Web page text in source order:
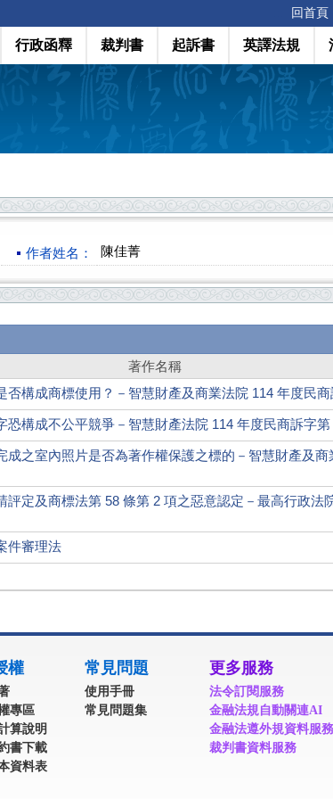
回首頁
行政函釋 裁判書 起訴書 英譯法規
作者姓名： 陳佳菁
著作名稱
否構成商標使用？－智慧財產及商業法院 114 年度民
恐構成不公平競爭－智慧財產法院 114 年度民商訴字
成之室內照片是否為著作權保護之標的－智慧財產及商
評定及商標法第 58 條第 2 項之惡意認定－最高行政法
件審理法
權
專區
算說明
書下載
資料表
常見問題
使用手冊
常見問題集
更多服務
法令訂閱服務
金融法規自動關連AI
金融法遵外規資料服務
裁判書資料服務